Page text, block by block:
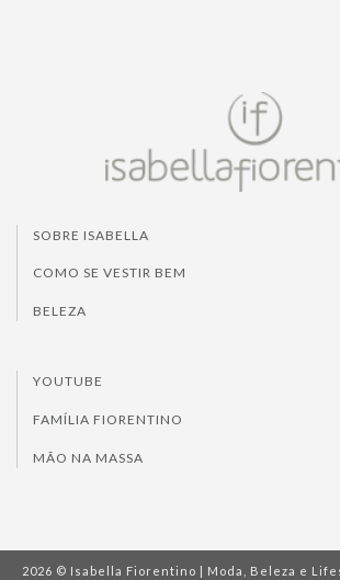
SOBRE ISABELLA
COMO SE VESTIR BEM
BELEZA
YOUTUBE
FAMÍLIA FIORENTINO
MÃO NA MASSA
2026 © Isabella Fiorentino | Moda, Beleza e